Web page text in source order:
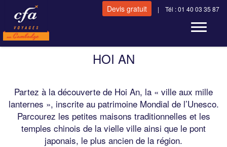
Devis gratuit | Tél : 01 40 03 35 87
Toggle
HOI AN
Partez à la découverte de Hoi An, la « ville aux mille
lanternes », inscrite au patrimoine Mondial de l’Unesco.
Parcourez les petites maisons traditionnelles et les
temples chinois de la vielle ville ainsi que le pont
japonais, le plus ancien de la région.